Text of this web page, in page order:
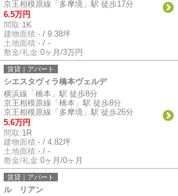
京王相模原線「多摩境」駅 徒歩17分
6.5万円
間取:1K
建物面積:- / 9.38坪
土地面積:- / -
敷金/礼金:0ヶ月/3万円
賃貸｜アパート
シエスタヴィラ橋本ヴェルデ
横浜線「橋本」駅 徒歩8分
京王相模原線「橋本」駅 徒歩8分
京王相模原線「多摩境」駅 徒歩26分
5.6万円
間取:1R
建物面積:- / 4.82坪
土地面積:- / -
敷金/礼金:0ヶ月/0ヶ月
賃貸｜アパート
ル リアン